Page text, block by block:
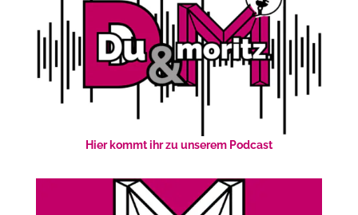
Hier kommt ihr zu unserem Podcast